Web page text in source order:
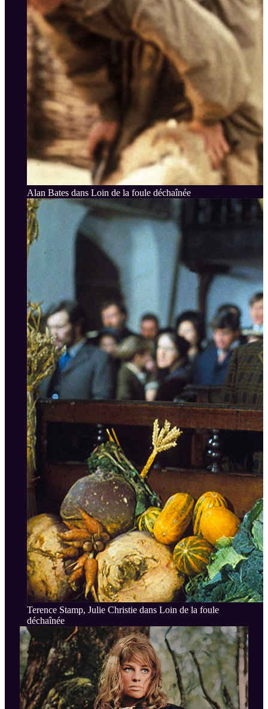
Alan Bates dans Loin de la foule déchaînée
Terence Stamp, Julie Christie dans Loin de la foule
déchaînée